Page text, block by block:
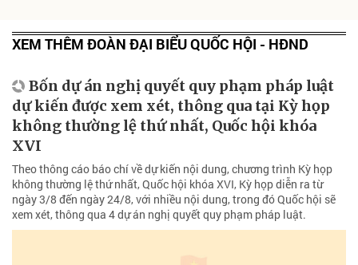
XEM THÊM ĐOÀN ĐẠI BIỂU QUỐC HỘI - HĐND
Bốn dự án nghị quyết quy phạm pháp luật
dự kiến được xem xét, thông qua tại Kỳ họp
không thường lệ thứ nhất, Quốc hội khóa
XVI
Theo thông cáo báo chí về dự kiến nội dung, chương trình Kỳ họp
không thường lệ thứ nhất, Quốc hội khóa XVI, Kỳ họp diễn ra từ
ngày 3/8 đến ngày 24/8, với nhiều nội dung, trong đó Quốc hội sẽ
xem xét, thông qua 4 dự án nghị quyết quy phạm pháp luật.